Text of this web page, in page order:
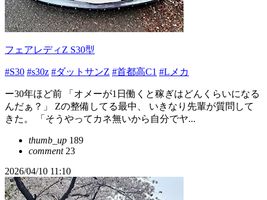
フェアレディZ S30型
#S30 #s30z #ダットサンZ #首都高C1 #Lメカ
ー30年ほど前 「オメーが1日働くと稼ぎはどんくらいになる
んだぁ？」 Zの整備してる最中、 いきなり先輩が質問して
きた。 「そうやってカネ無いから自分でヤ...
thumb_up 189
comment23
2026/04/10 11:10